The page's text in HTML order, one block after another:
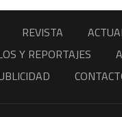
REVISTA
Y REPORTAJES